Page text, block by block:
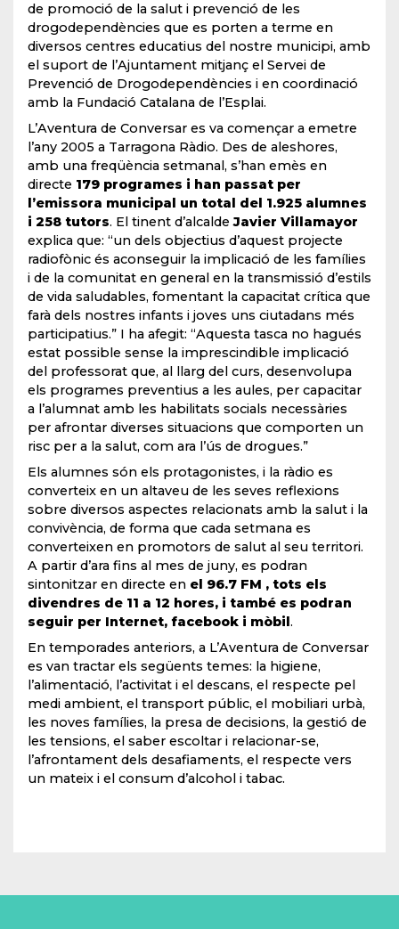
de promoció de la salut i prevenció de les
drogodependències que es porten a terme en
diversos centres educatius del nostre municipi, amb
el suport de l’Ajuntament mitjanç el Servei de
Prevenció de Drogodependències i en coordinació
amb la Fundació Catalana de l’Esplai.
L’Aventura de Conversar es va començar a emetre
l’any 2005 a Tarragona Ràdio. Des de aleshores,
amb una freqüència setmanal, s’han emès en
directe 179 programes i han passat per
l’emissora municipal un total del 1.925 alumnes
i 258 tutors. El tinent d’alcaldeJavier Villamayor
explica que: “un dels objectius d’aquest projecte
radiofònic és aconseguir la implicació de les famílies
i de la comunitat en general en la transmissió d’estils
de vida saludables, fomentant la capacitat crítica que
farà dels nostres infants i joves uns ciutadans més
participatius.” I ha afegit: “Aquesta tasca no hagués
estat possible sense la imprescindible implicació
del professorat que, al llarg del curs, desenvolupa
els programes preventius a les aules, per capacitar
a l’alumnat amb les habilitats socials necessàries
per afrontar diverses situacions que comporten un
risc per a la salut, com ara l’ús de drogues.”
Els alumnes són els protagonistes, i la ràdio es
converteix en un altaveu de les seves reflexions
sobre diversos aspectes relacionats amb la salut i la
convivència, de forma que cada setmana es
converteixen en promotors de salut al seu territori.
A partir d’ara fins al mes de juny, es podran
sintonitzar en directe en el 96.7 FM , tots els
divendres de 11 a 12 hores, i també es podran
seguir per Internet, facebook i mòbil .
En temporades anteriors, a L’Aventura de Conversar
es van tractar els següents temes: la higiene,
l’alimentació, l’activitat i el descans, el respecte pel
medi ambient, el transport públic, el mobiliari urbà,
les noves famílies, la presa de decisions, la gestió de
les tensions, el saber escoltar i relacionar-se,
l’afrontament dels desafiaments, el respecte vers
un mateix i el consum d’alcohol i tabac.